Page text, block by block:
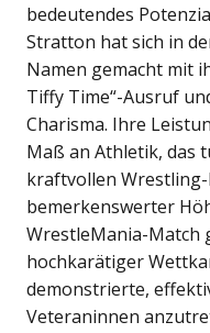
bedeutendes
Stratton hat sich in
Namen gemacht mit
Tiffy Time“-Ausruf
Charisma. Ihre
Maß an Athletik, das
kraftvollen
bemerkenswerter
WrestleMania-Match
hochkarätiger
demonstrierte,
Veteraninnen